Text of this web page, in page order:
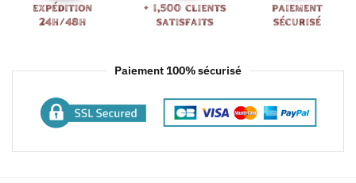
Paiement 100% sécurisé